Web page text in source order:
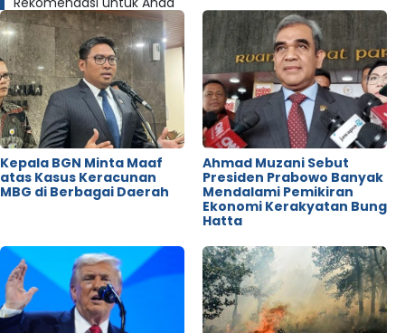
Kepala BGN Minta Maaf
atas Kasus Keracunan
MBG di Berbagai Daerah
Ahmad Muzani Sebut
Presiden Prabowo Banyak
Mendalami Pemikiran
Ekonomi Kerakyatan Bung
Hatta